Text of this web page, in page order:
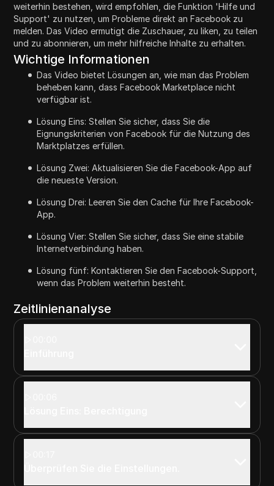
weiterhin bestehen, wird empfohlen, die Funktion 'Hilfe und
Support' zu nutzen, um Probleme direkt an Facebook zu
melden. Das Video ermutigt die Zuschauer, zu liken, zu teilen
und zu abonnieren, um mehr hilfreiche Inhalte zu erhalten.
Wichtige Informationen
Das Video bietet Lösungen an, wie man das Problem
beheben kann, dass Facebook Marketplace nicht
verfügbar ist.
Lösung Eins: Stellen Sie sicher, dass Sie die
Eignungskriterien von Facebook für die Nutzung des
Marktplatzes erfüllen.
Lösung Zwei: Aktualisieren Sie die Facebook-App auf
die neueste Version.
Lösung Drei: Leeren Sie den Cache für Ihre Facebook-
App.
Lösung Vier: Stellen Sie sicher, dass Sie eine stabile
Internetverbindung haben.
Lösung fünf: Kontaktieren Sie den Facebook-Support,
wenn das Problem weiterhin besteht.
Zeitlinienanalyse